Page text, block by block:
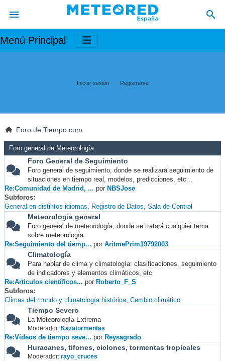
Menú Principal
Iniciar sesión Registrarse
Foro de Tiempo.com
Foro general de Meteorología
Foro General de Seguimiento
Foro general de seguimiento, donde se realizará seguimiento de
situaciones en tiempo real, modelos, predicciones, etc...
Re:Comunidad de Madrid, ... por NBSJose
Subforos
General en distintos idiomas
Registro de Datos Sala de Control
Meteorología general
Foro general de meteorología, donde se tratará cualquier tema
sobre meteorología.
Re:Seguimiento del tiemp... por AritmePrim19792003
Climatología
Para hablar de clima y climatología: clasificaciones, seguimiento
de indicadores y elementos climáticos, etc
Re:Articulos científicos... por Roberto_F_S
Subforos
Climas del mundo y climatología histórica Cambio climático
Tiempo Severo
La Meteorología Extrema
Moderador: Kazatormentas
Re:Vídeos de tiempo seve... por Reysagrado
Huracanes, tifones, ciclones, tormentas tropicales
Moderador: rayo_cruces